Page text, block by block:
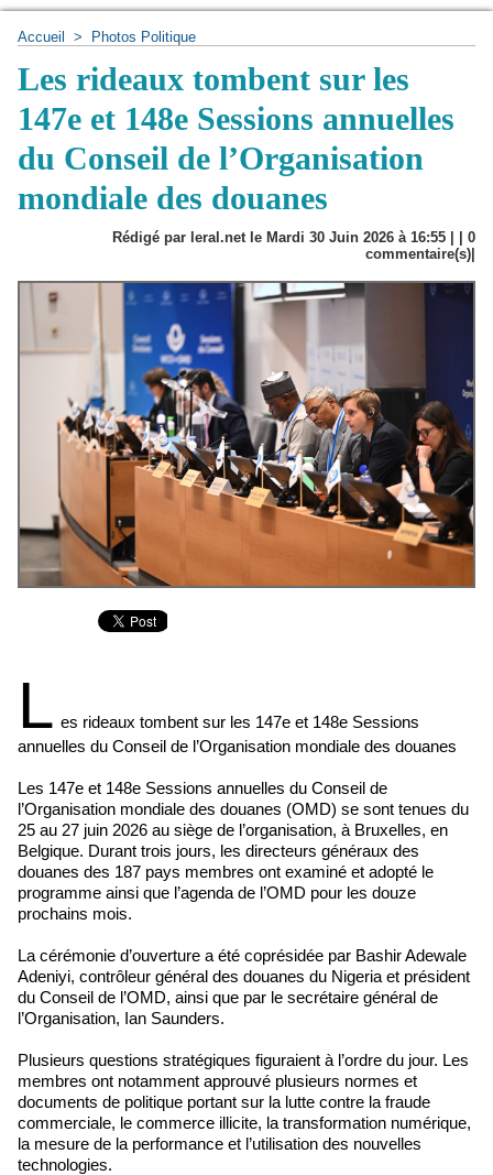
Accueil > Photos Politique
Les rideaux tombent sur les
147e et 148e Sessions annuelles
du Conseil de l’Organisation
mondiale des douanes
Rédigé par leral.net le Mardi 30 Juin 2026 à 16:55 | | 0
commentaire(s)|
L es rideaux tombent sur les 147e et 148e Sessions
annuelles du Conseil de l’Organisation mondiale des douanes
Les 147e et 148e Sessions annuelles du Conseil de
l’Organisation mondiale des douanes (OMD) se sont tenues du
25 au 27 juin 2026 au siège de l’organisation, à Bruxelles, en
Belgique. Durant trois jours, les directeurs généraux des
douanes des 187 pays membres ont examiné et adopté le
programme ainsi que l’agenda de l’OMD pour les douze
prochains mois.
La cérémonie d’ouverture a été coprésidée par Bashir Adewale
Adeniyi, contrôleur général des douanes du Nigeria et président
du Conseil de l’OMD, ainsi que par le secrétaire général de
l’Organisation, Ian Saunders.
Plusieurs questions stratégiques figuraient à l’ordre du jour. Les
membres ont notamment approuvé plusieurs normes et
documents de politique portant sur la lutte contre la fraude
commerciale, le commerce illicite, la transformation numérique,
la mesure de la performance et l’utilisation des nouvelles
technologies.